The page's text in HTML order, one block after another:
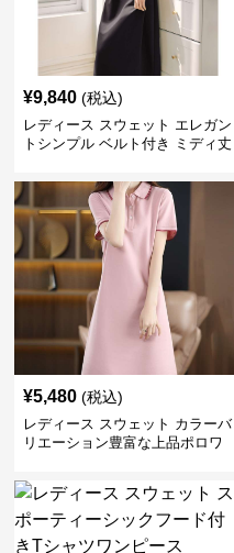
¥9,840 (税込)
レディース スウェット エレガン
トシンプル ベルト付き ミディ丈
¥5,480 (税込)
レディース スウェット カラーバ
リエーション豊富な上品ポロワ